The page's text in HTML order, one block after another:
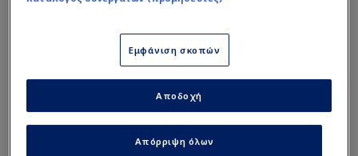
Εμφάνιση σκοπών
Απόρριψη όλων
Αποδοχή